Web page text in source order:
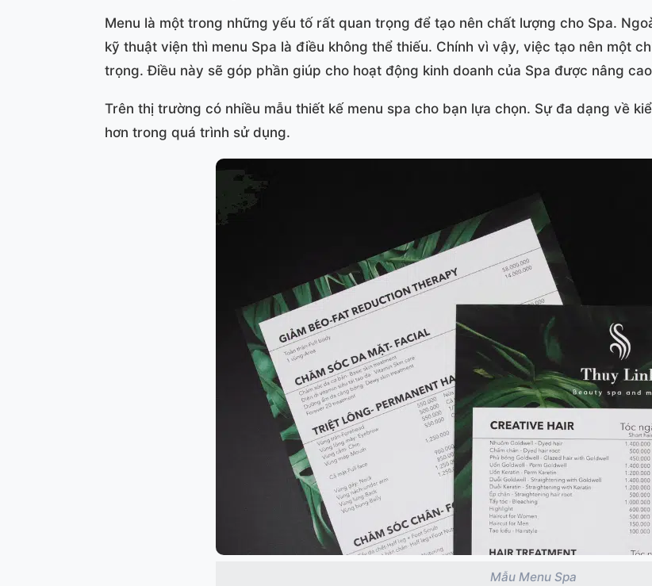
Menu là một trong những yếu tố rất quan trọng để tạo nên chất lượng cho Spa.
kỹ thuật viện thì menu Spa là điều không thể thiếu. Chính vì vậy, việc tạo nên một
trọng. Điều này sẽ góp phần giúp cho hoạt động kinh doanh của Spa được nâng
Trên thị trường có nhiều mẫu thiết kế menu spa cho bạn lựa chọn. Sự đa dạng về
hơn trong quá trình sử dụng.
Mẫu Menu Spa